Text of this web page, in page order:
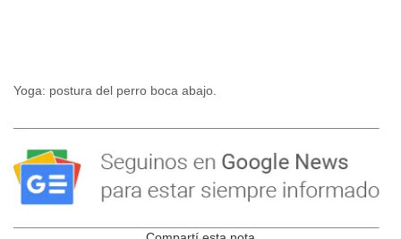
Yoga: postura del perro boca abajo.